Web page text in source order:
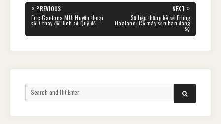
« PREVIOUS
PREVIOUS
POST:
Eric Cantona MU: Huyền thoại
số 7 thay đổi lịch sử Quỷ đỏ
NEXT »
POST:
Số liệu thống kê về Erling
Haaland: Cỗ máy săn bàn đáng
sợ
SEARCH